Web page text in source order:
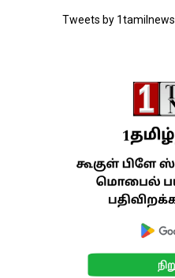
Tweets by 1tamilnews